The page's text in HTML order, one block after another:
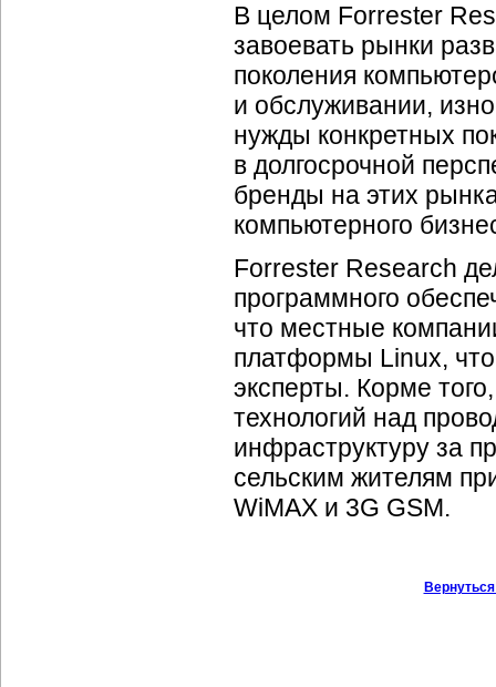
В целом Forrester
завоевать рынки
поколения
и обслуживании,
нужды конкретных
в долгосрочной
бренды на этих
компьютерного
Forrester Research
программного
что местные
платформы Linux,
эксперты. Корме
технологий над
инфраструктуру за
сельским жителям
WiMAX и 3G GSM.